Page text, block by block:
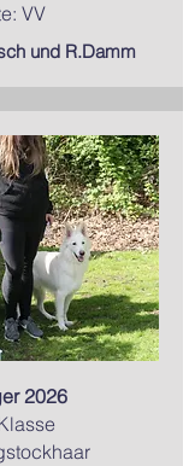
VV
und R.Damm
2026